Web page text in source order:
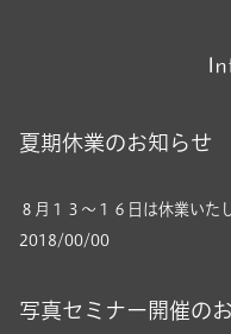
夏期休業のお知らせ
８月１３～１６日は休業いた
2018/00/00
写真セミナー開催の